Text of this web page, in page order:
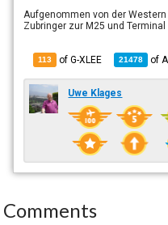
Aufgenommen von der
Zubringer zur M25 und Terminal
113 of G-XLEE 21478 of
Uwe Klages
Comments